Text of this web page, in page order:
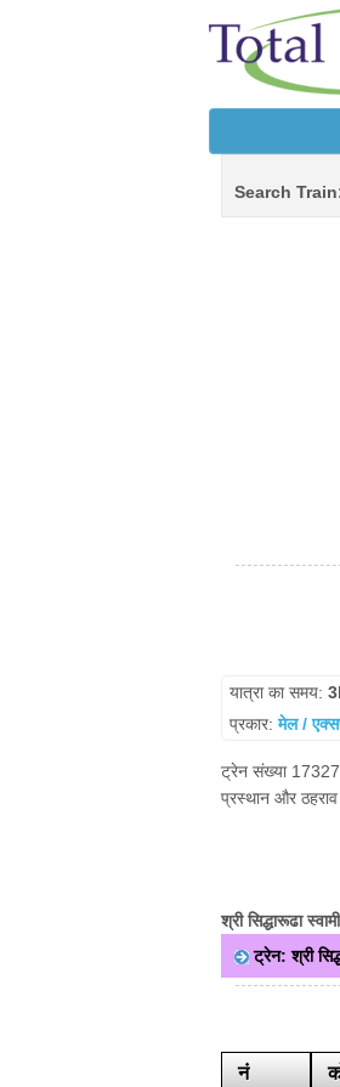
Search
यात्रा का समय:
प्रकार:मेल /
ट्रेन संख्या 17327
प्रस्थान और
श्री सिद्धारूढा
ट्रेन: श्री
नं